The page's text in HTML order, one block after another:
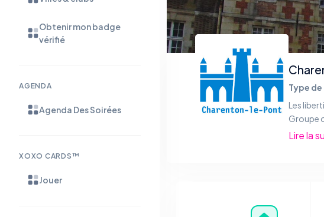
Obtenir mon badge
vérifié
AGENDA
Agenda Des Soirées
XOXO CARDS™
Jouer
Type
Les
Groupe
Lire la